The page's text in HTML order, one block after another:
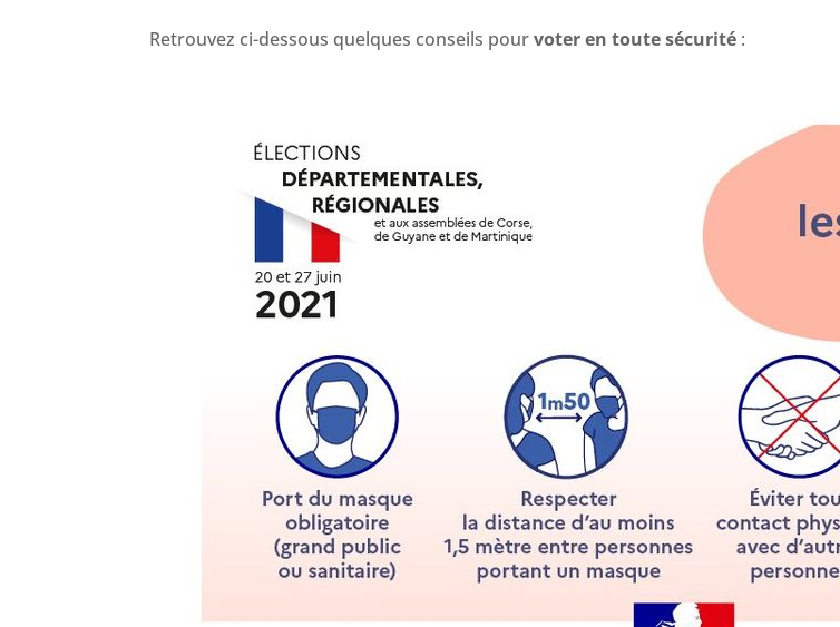
Retrouvez ci-dessous quelques conseils pourvoter en toute sécurité :